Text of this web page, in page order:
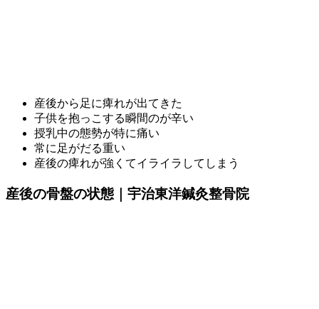
産後から足に痺れが出てきた
子供を抱っこする瞬間のが辛い
授乳中の態勢が特に痛い
常に足がだる重い
産後の痺れが強くてイライラしてしまう
産後の骨盤の状態｜宇治東洋鍼灸整骨院